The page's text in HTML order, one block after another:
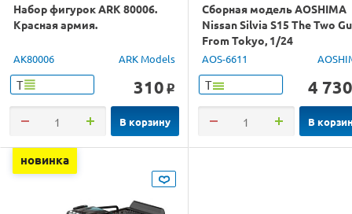
Набор фигурок ARK 80006.
Красная армия.
AK80006 ARK Models
Т 310 o
В корзину
Сборная модель AOSHIMA
Nissan Silvia S15 The Two
From Tokyo, 1/24
AOS-6611
Т 4 730
В
новинка